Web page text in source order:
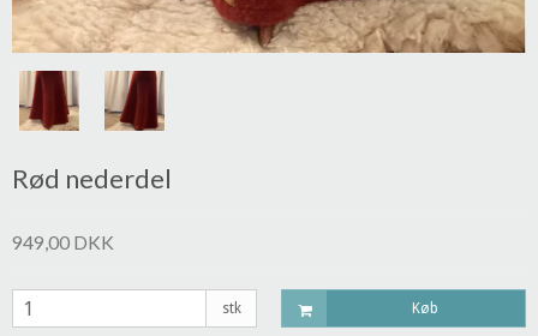
Rød nederdel
949,00 DKK
stk Køb